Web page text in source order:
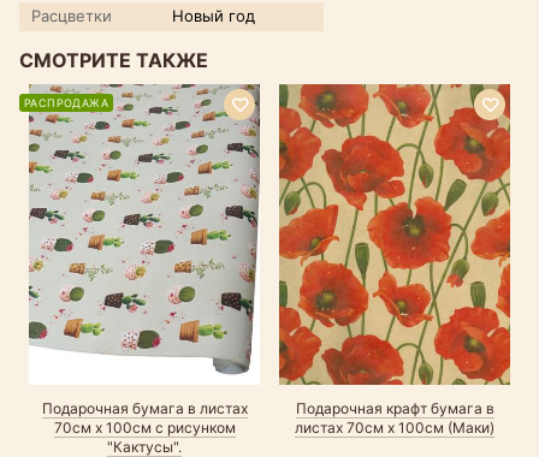
Расцветки
Новый год
СМОТРИТЕ ТАКЖЕ
Подарочная бумага в листах
70см х 100см с рисунком
"Кактусы".
РАСПРОДАЖА
Подарочная крафт бумага в
листах 70см х 100см (Маки)